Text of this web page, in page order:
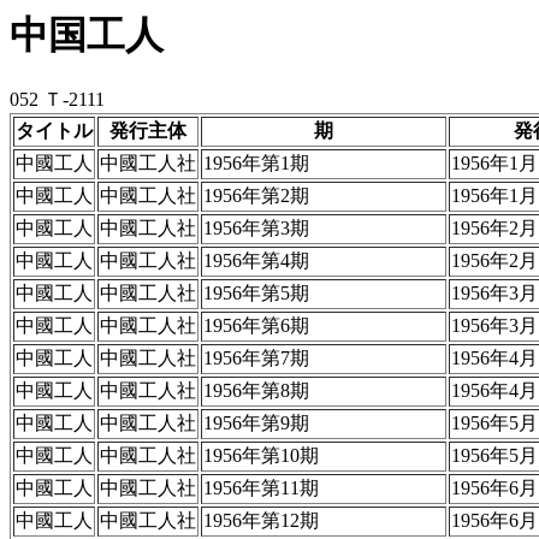
中国工人
052 Ｔ-2111
タイトル
発行主体 期
発
中國工人 中國工人社 1956年第1期
1956年1月
中國工人 中國工人社 1956年第2期
1956年1月
中國工人 中國工人社 1956年第3期
1956年2月
中國工人 中國工人社 1956年第4期
1956年2月
中國工人 中國工人社 1956年第5期
1956年3月
中國工人 中國工人社 1956年第6期
1956年3月
中國工人 中國工人社 1956年第7期
1956年4月
中國工人 中國工人社 1956年第8期
1956年4月
中國工人 中國工人社 1956年第9期
1956年5月
中國工人 中國工人社 1956年第10期
1956年5月
中國工人 中國工人社 1956年第11期
1956年6月
中國工人 中國工人社 1956年第12期 1956年6月